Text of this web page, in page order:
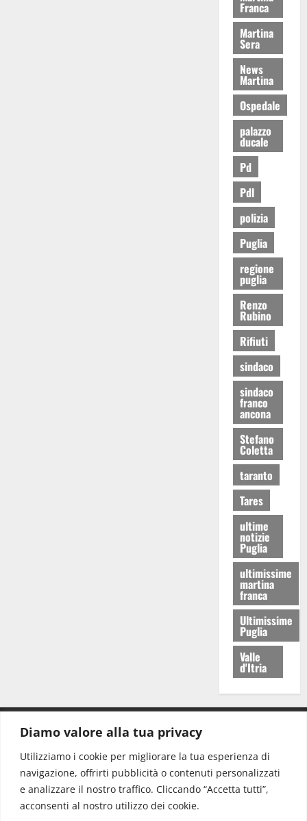
Diamo valore alla tua privacy
Utilizziamo i cookie per migliorare la tua esperienza di
navigazione, offrirti pubblicità o contenuti personalizzati
e analizzare il nostro traffico. Cliccando “Accetta tutti”,
acconsenti al nostro utilizzo dei cookie.
Franca
Martina
Sera
News
Martina
Ospedale
palazzo
ducale
Pd
Pdl
polizia
Puglia
regione
puglia
Renzo
Rubino
Rifiuti
sindaco
sindaco
franco
ancona
Stefano
Coletta
taranto
Tares
ultime
notizie
Puglia
ultimissime
martina
franca
Ultimissime
Puglia
Valle
d'Itria
Redazione: redazione@www.martinasera.it
Direttore:direttore@www.martinasera.it
Info & Commerciale:info@www.martinasera.it